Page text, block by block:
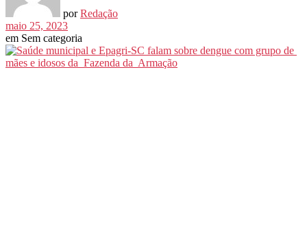
por Redação
maio 25, 2023
em Sem categoria